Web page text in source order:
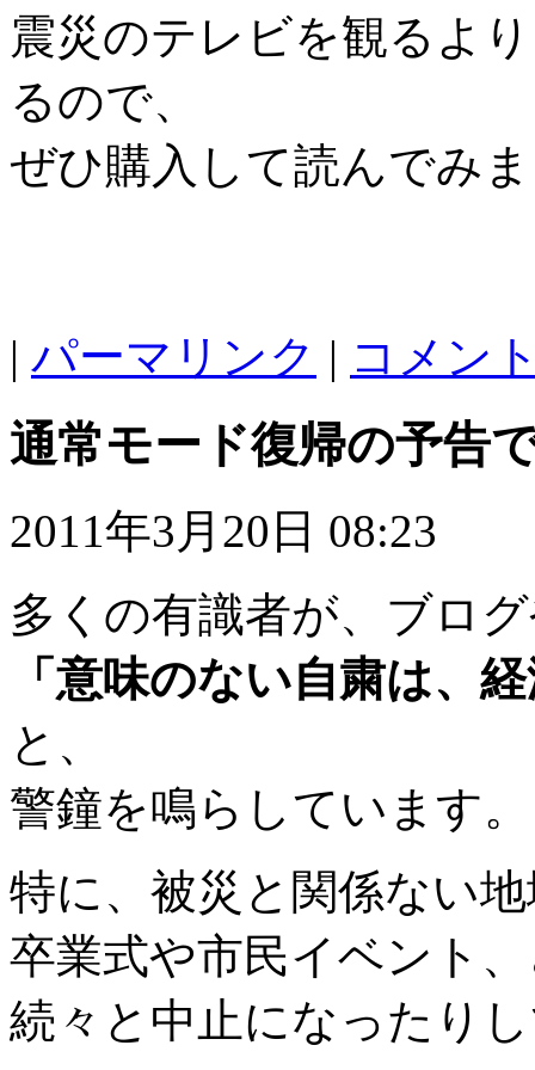
震災のテレビを観るよ
るので、
ぜひ購入して読んでみ
| パーマリンク | コメン
通常モード復帰の予告
2011年3月20日 08:23
多くの有識者が、ブロ
「意味のない自粛は、
と、
警鐘を鳴らしています。
特に、被災と関係ない
卒業式や市民イベント
続々と中止になったり